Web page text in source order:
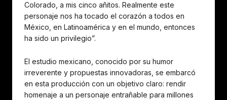
Colorado, a mis cinco añitos. Realmente este
personaje nos ha tocado el corazón a todos en
México, en Latinoamérica y en el mundo, entonces
ha sido un privilegio”.
El estudio mexicano, conocido por su humor
irreverente y propuestas innovadoras, se embarcó
en esta producción con un objetivo claro: rendir
homenaje a un personaje entrañable para millones